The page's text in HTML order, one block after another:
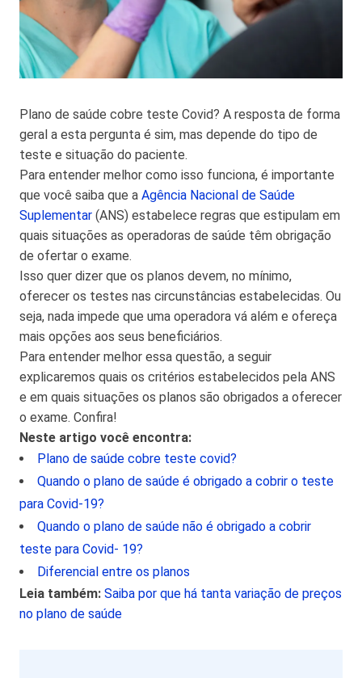
Plano de saúde cobre teste Covid? A resposta de forma
geral a esta pergunta é sim, mas depende do tipo de
teste e situação do paciente.
Para entender melhor como isso funciona, é importante
que você saiba que a Agência Nacional de Saúde
Suplementar (ANS) estabelece regras que estipulam em
quais situações as operadoras de saúde têm obrigação
de ofertar o exame.
Isso quer dizer que os planos devem, no mínimo,
oferecer os testes nas circunstâncias estabelecidas. Ou
seja, nada impede que uma operadora vá além e ofereça
mais opções aos seus beneficiários.
Para entender melhor essa questão, a seguir
explicaremos quais os critérios estabelecidos pela ANS
e em quais situações os planos são obrigados a oferecer
o exame. Confira!
Neste artigo você encontra:
Plano de saúde cobre teste covid?
Quando o plano de saúde é obrigado a cobrir o teste
para Covid-19?
Quando o plano de saúde não é obrigado a cobrir
teste para Covid- 19?
Diferencial entre os planos
Leia também: Saiba por que há tanta variação de preços
no plano de saúde